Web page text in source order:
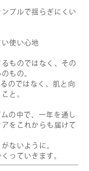
プルで揺らぎにくい
使い心地
ものではなく、その
もの。
のではなく、肌と向
と。
の中で、一年を通し
をこれからも届けて
ないように。
っていきます。